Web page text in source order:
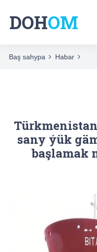
DOHOM
Baş sahypa Habar
sany ýük
başlamak